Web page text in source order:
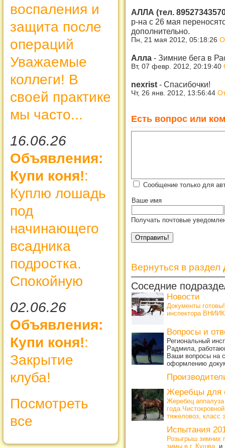
воспаления и
защита после
операций
Уважаемые
коллеги! В
своей практике
мы часто...
16.06.26
Объявления:
Купи коня!:
Куплю лошадь
под
начинающего
всадника
подростка.
Спокойную
02.06.26
Объявления:
Купи коня!:
Закрытие
клуба!
Посмотреть
все
АЛЛА (тел.
р-на с 26 мая
дополнительно.
Пн, 21 мая 2012, 05:18:26
Алла - Зимние бега в
Вт, 07 февр. 2012, 20:19:40
nexrist - Спасибочки!
Чт, 26 янв. 2012, 13:56:44
Есть вопрос или
Сообщение только для
Ваше имя
Получать почтовые
Вернуться в раздел
Соседние
Новости
Документы
инспектора ВНИИК
Вопросы и
Региональный
Радмила,
Ваши вопросы на
оформлению
Жеребцы для
Жеребец
тяжеловоз, класс
Испытания
Розыгрыш зимних
зимы в г. Кушва ,